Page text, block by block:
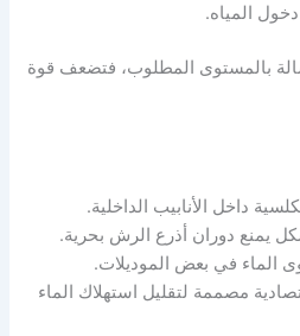
المياه.
بالمستوى المطلوب، فتضعف قوة
داخل الأنابيب الداخلية.
يمنع دوران أذرع الرش بحرية.
في بعض الموديلات.
مصممة لتقليل استهلاك الماء